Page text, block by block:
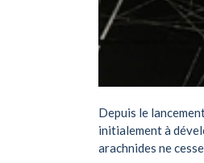
Depuis le
initialement à
arachnides ne